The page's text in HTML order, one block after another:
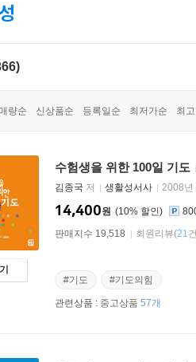
량순 신상품순 등록일순 최저가순 최
수험생을 위한 100일 기도
김종국 저 생활성서사 2008년
10%
14,400원
판매지수 19,518
회원리뷰(21
#기도 #기도의힘
관련상품 : 중고상품 57개